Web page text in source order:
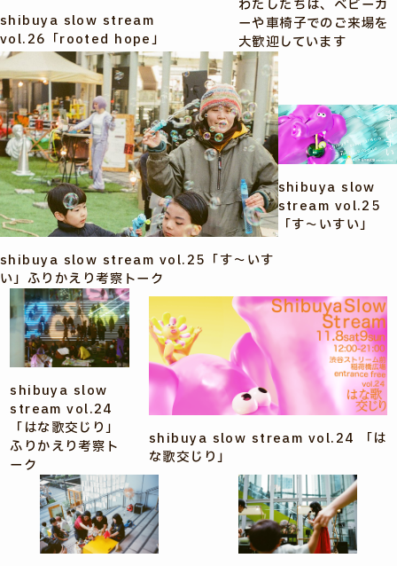
shibuya slow stream
vol.26「rooted hope」
わたしたちは、ベビーカ
ーや車椅子でのご来場を
大歓迎しています
shibuya slow stream vol.25「す〜いす
い」ふりかえり考察トーク
shibuya slow
stream vol.25
「す〜いすい」
shibuya slow
stream vol.24
「はな歌交じり」
ふりかえり考察ト
ーク
shibuya slow stream vol.24 「は
な歌交じり」